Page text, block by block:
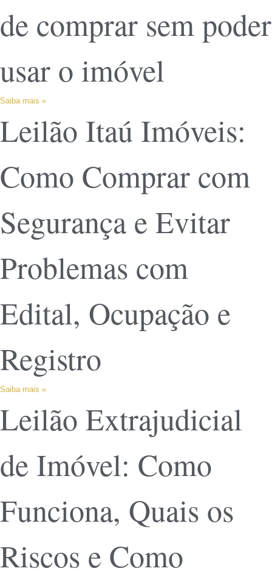
de comprar sem poder
usar o imóvel
Saiba mais »
Leilão Itaú Imóveis:
Como Comprar com
Segurança e Evitar
Problemas com
Edital, Ocupação e
Registro
Saiba mais »
Leilão Extrajudicial
de Imóvel: Como
Funciona, Quais os
Riscos e Como